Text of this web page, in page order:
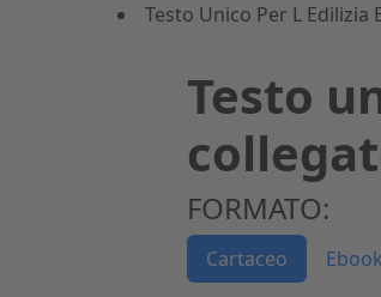
Testo Unico Per L Edilizia
Testo
FORMATO:
Cartaceo Ebook